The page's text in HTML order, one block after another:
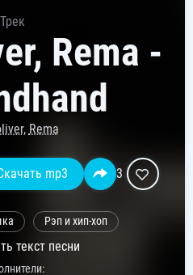
Трек
Rema -
, Rema
mp3 3
Рэп и хип-хоп
текст песни